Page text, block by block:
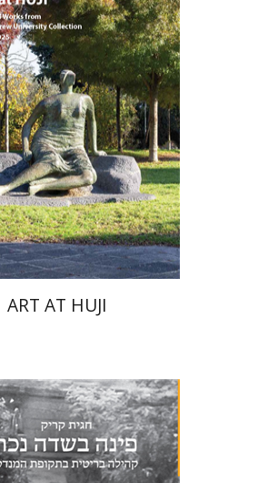
מיכל מור
הנחת אתר ספר מודפס
$85
$76
ART AT HUJI
חגית קריק